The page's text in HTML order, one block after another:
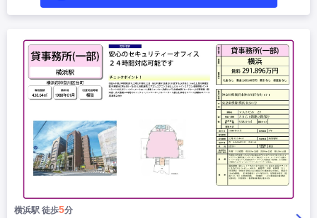
横浜駅 徒歩5分